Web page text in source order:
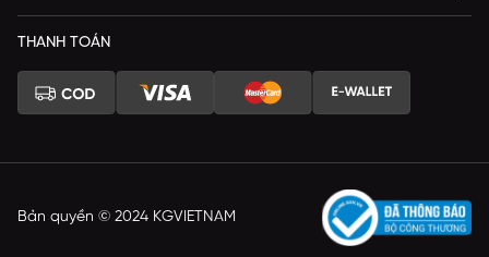
THANH TOÁN
Bản quyền © 2024 KGVIETNAM